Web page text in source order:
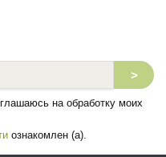
>
на обработку моих
ознакомлен (а).